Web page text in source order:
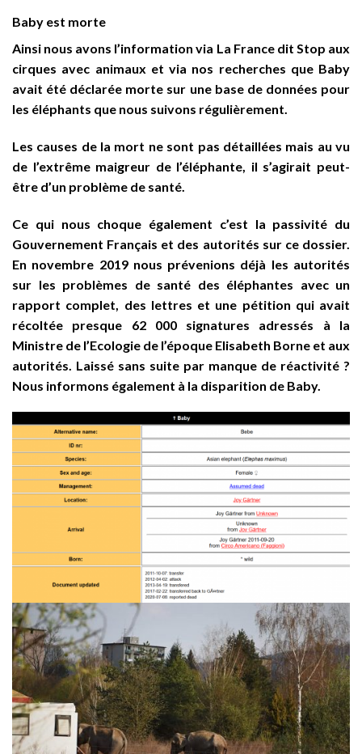
Baby est morte
Ainsi nous avons l’information via La France dit Stop aux
cirques avec animaux et via nos recherches que Baby
avait été déclarée morte sur une base de données pour
les éléphants que nous suivons régulièrement.
Les causes de la mort ne sont pas détaillées mais au vu
de l’extrême maigreur de l’éléphante, il s’agirait peut-
être d’un problème de santé.
Ce qui nous choque également c’est la passivité du
Gouvernement Français et des autorités sur ce dossier.
En novembre 2019 nous prévenions déjà les autorités
sur les problèmes de santé des éléphantes avec un
rapport complet, des lettres et une pétition qui avait
récoltée presque 62 000 signatures adressés à la
Ministre de l’Ecologie de l’époque Elisabeth Borne et aux
autorités. Laissé sans suite par manque de réactivité ?
Nous informons également à la disparition de Baby.